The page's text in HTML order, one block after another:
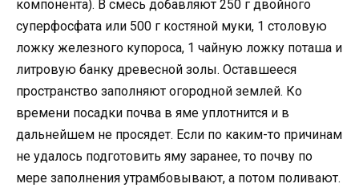
компонента). В смесь добавляют 250 г двойного
суперфосфата или 500 г костяной муки, 1 столовую
ложку железного купороса, 1 чайную ложку поташа и
литровую банку древесной золы. Оставшееся
пространство заполняют огородной землей. Ко
времени посадки почва в яме уплотнится и в
дальнейшем не просядет. Если по каким-то причинам
не удалось подготовить яму заранее, то почву по
мере заполнения утрамбовывают, а потом поливают.